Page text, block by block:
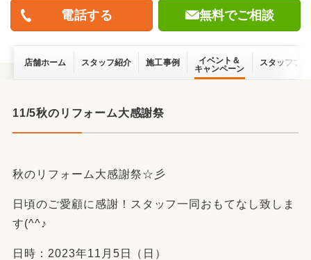
無料でご相談
店舗ホーム スタッフ紹介 施工事例
イベント＆
キャンペーン
スタッフブ
11/5秋のリフォーム大感謝祭
秋のリフォーム大感謝祭☆彡
日頃のご愛顧に感謝！スタッフ一同おもてなし致しま
す(^^♪
日時：2023年11月5日（日）